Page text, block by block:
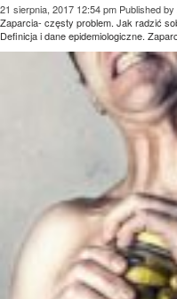
21 sierpnia, 2017 12:54 pm Published by
Zaparcia- częsty problem. Jak radzić
Definicja i dane epidemiologiczne.